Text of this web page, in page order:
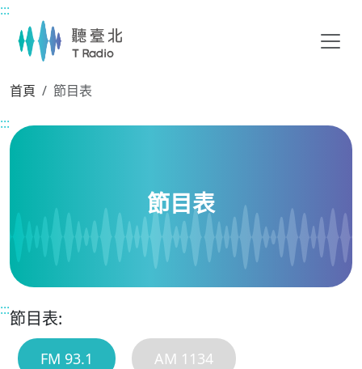
主要內容區塊
:::
首頁
節目表
:::
節目表
:::節目表:
FM 93.1 AM 1134